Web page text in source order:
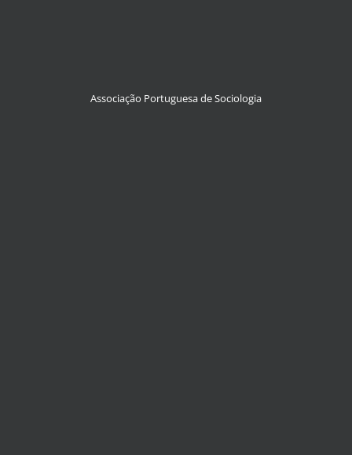
Associação Portuguesa de Sociologia